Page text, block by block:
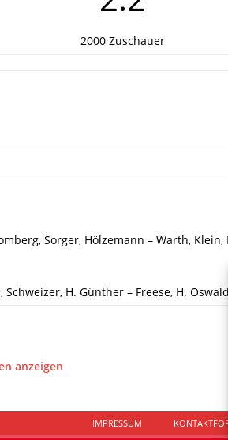
2000 Zuschauer
Sorger, Hölzemann – Warth,
Schweizer, H. Günther – Freese, H.
anzeigen
IMPRESSUM